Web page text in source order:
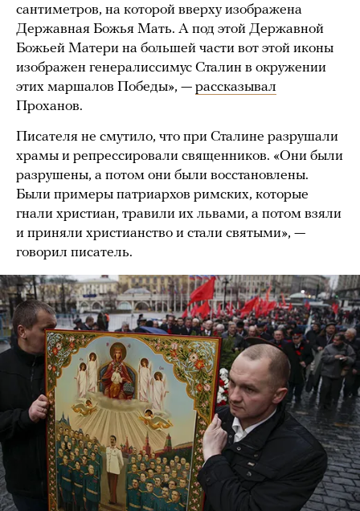
сантиметров, на которой вверху изображена
Державная Божья Мать. А под этой Державной
Божьей Матери на большей части вот этой иконы
изображен генералиссимус Сталин в окружении
этих маршалов Победы», — рассказывал
Проханов.
Писателя не смутило, что при Сталине разрушали
храмы и репрессировали священников. «Они были
разрушены, а потом они были восстановлены.
Были примеры патриархов римских, которые
гнали христиан, травили их львами, а потом взяли
и приняли христианство и стали святыми», —
говорил писатель.